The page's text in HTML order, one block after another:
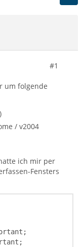
#1
um folgende
/ v2004
ich mir per
Fensters